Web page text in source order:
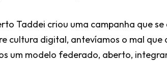
Taddei criou uma campanha que
cultura digital, antevíamos o mal
um modelo federado, aberto,